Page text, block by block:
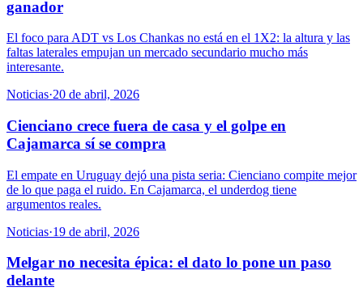
ganador
El foco para ADT vs Los Chankas no está en el 1X2: la altura y las
faltas laterales empujan un mercado secundario mucho más
interesante.
Noticias·20 de abril, 2026
Cienciano crece fuera de casa y el golpe en
Cajamarca sí se compra
El empate en Uruguay dejó una pista seria: Cienciano compite mejor
de lo que paga el ruido. En Cajamarca, el underdog tiene
argumentos reales.
Noticias·19 de abril, 2026
Melgar no necesita épica: el dato lo pone un paso
delante